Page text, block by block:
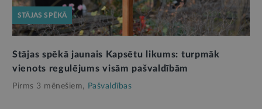
STĀJAS SPĒKĀ
Stājas spēkā jaunais Kapsētu likums: turpmāk
vienots regulējums visām pašvaldībām
Pirms 3 mēnešiem, Pašvaldības